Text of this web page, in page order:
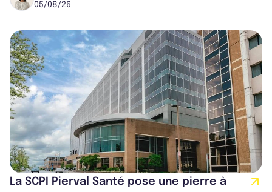
05/08/26
La SCPI Pierval Santé pose une pierre à